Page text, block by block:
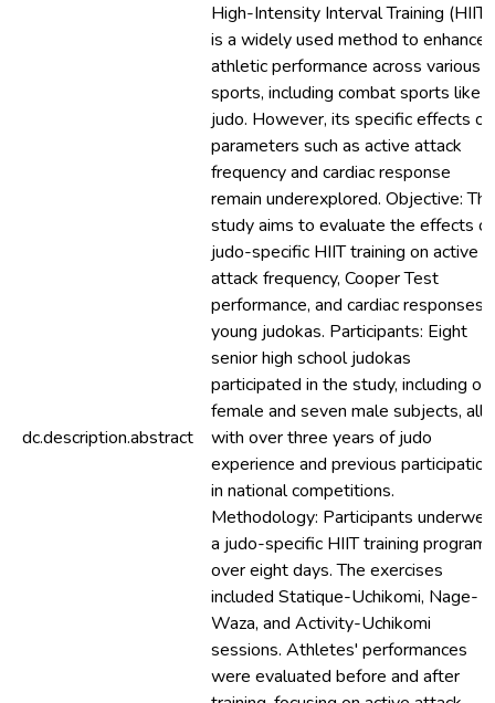
dc.description.abstract
High-Intensity Interval Training (HIIT)
is a widely used method to enhance
athletic performance across various
sports, including combat sports like
judo. However, its specific effects on
parameters such as active attack
frequency and cardiac response
remain underexplored. Objective:
study aims to evaluate the effects of
judo-specific HIIT training on active
attack frequency, Cooper Test
performance, and cardiac responses
young judokas. Participants: Eight
senior high school judokas
participated in the study, including
female and seven male subjects, all
with over three years of judo
experience and previous participation
in national competitions.
Methodology: Participants
a judo-specific HIIT training program
over eight days. The exercises
included Statique-Uchikomi, Nage-
Waza, and Activity-Uchikomi
sessions. Athletes' performances
were evaluated before and after